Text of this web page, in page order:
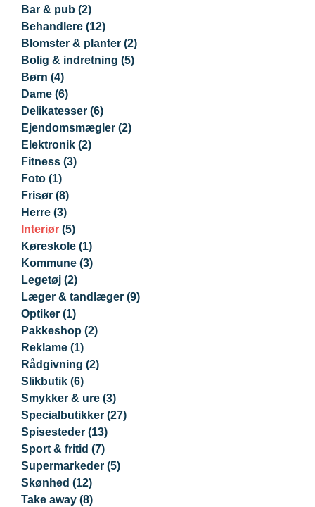
Bar & pub (2)
Behandlere (12)
Blomster & planter (2)
Bolig & indretning (5)
Børn (4)
Dame (6)
Delikatesser (6)
Ejendomsmægler (2)
Elektronik (2)
Fitness (3)
Foto (1)
Frisør (8)
Herre (3)
Interiør (5)
Køreskole (1)
Kommune (3)
Legetøj (2)
Læger & tandlæger (9)
Optiker (1)
Pakkeshop (2)
Reklame (1)
Rådgivning (2)
Slikbutik (6)
Smykker & ure (3)
Specialbutikker (27)
Spisesteder (13)
Sport & fritid (7)
Supermarkeder (5)
Skønhed (12)
Take away (8)